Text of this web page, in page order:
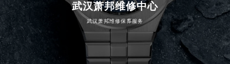
武汉萧邦维修中心
武汉萧邦维修保养服务